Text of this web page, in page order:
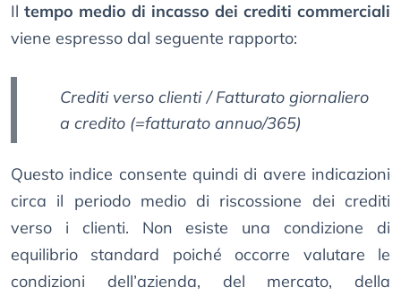
Il tempo medio di incasso dei crediti commerciali
viene espresso dal seguente rapporto:
Crediti verso clienti / Fatturato giornaliero
a credito (=fatturato annuo/365)
Questo indice consente quindi di avere indicazioni
circa il periodo medio di riscossione dei crediti
verso i clienti. Non esiste una condizione di
equilibrio standard poiché occorre valutare le
condizioni dell’azienda, del mercato, della